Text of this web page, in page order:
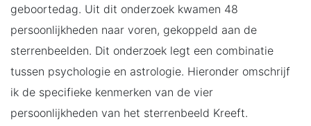
geboortedag. Uit dit onderzoek kwamen 48
persoonlijkheden naar voren, gekoppeld aan de
sterrenbeelden. Dit onderzoek legt een combinatie
tussen psychologie en astrologie. Hieronder omschrijf
ik de specifieke kenmerken van de vier
persoonlijkheden van het sterrenbeeld Kreeft.